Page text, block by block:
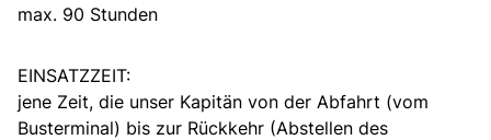
max. 90 Stunden
EINSATZZEIT:
jene Zeit, die unser Kapitän von der Abfahrt (vom
Busterminal) bis zur Rückkehr (Abstellen des